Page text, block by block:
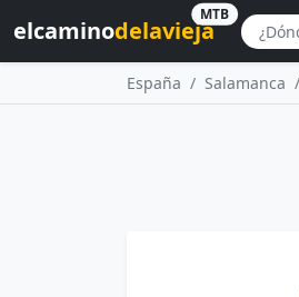
elcaminodelavieja
MTB
España Salamanca